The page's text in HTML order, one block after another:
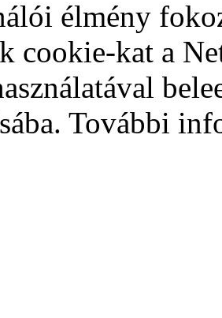
élmény
cookie-kat a
További